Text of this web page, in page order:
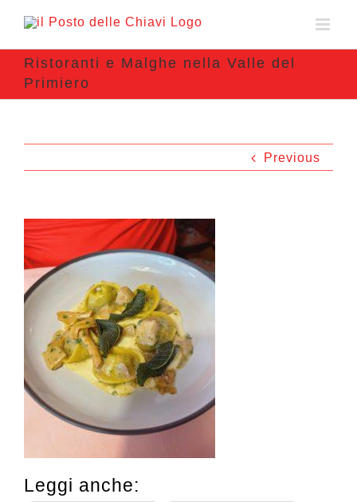
Ristoranti e Malghe nella Valle del
Primiero
Previous
Leggi anche: